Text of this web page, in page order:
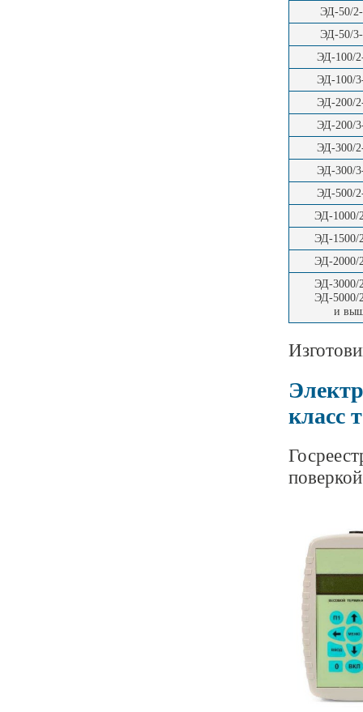
ЭД-50/
ЭД-50/
ЭД-100/
ЭД-100/
ЭД-200/
ЭД-200/
ЭД-300/
ЭД-300/
ЭД-500/
ЭД-1000/
ЭД-1500/
ЭД-2000/
ЭД-3000/
ЭД-5000/
и
класс